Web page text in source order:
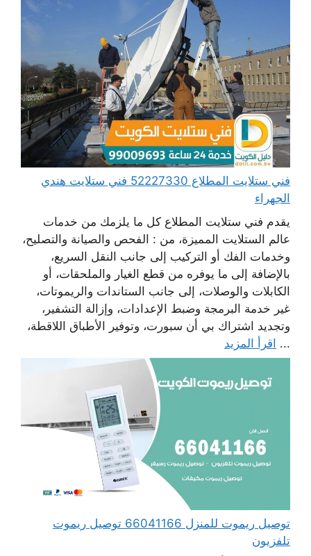
فني ستلايت المطلاع 52227330 فني ستلايت هندي
الجهراء
يقدم فني ستلايت المطلاع كل ما يلزمك من خدمات
عالم الستلايت المميزة، من : الفحص والصيانة والتصليح،
وخدمات الفك أو التركيب إلى جانب النقل السريع،
بالإضافة إلى ما يوفره من قطع الغيار والملحقات، أو
الكابلات والوصلات، إلى جانب الستاندات والريموتات،
غير خدمة البرمجة وضبط الإعدادات، وإزالة التشفير،
وتجديد اشتراك بي أن سبورت، وتوفير الأطباق اللاقطة،
... اقرأ المزيد
توصيل ريموت للمنزل 66041166 توصيل ريموت
تلفزيون